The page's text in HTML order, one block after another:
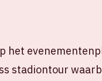
het
stadiontour